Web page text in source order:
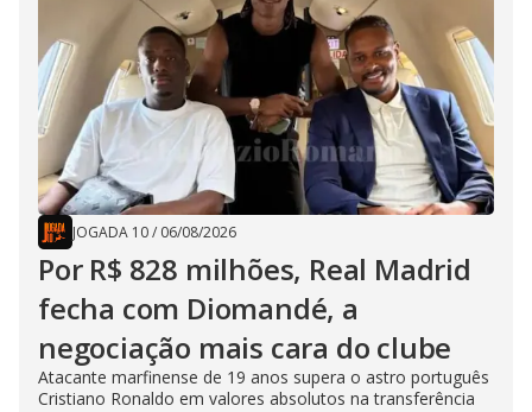
JOGADA 10/ 06/08/2026
Por R$ 828 milhões, Real Madrid
fecha com Diomandé, a
negociação mais cara do clube
Atacante marfinense de 19 anos supera o astro português
Cristiano Ronaldo em valores absolutos na transferência